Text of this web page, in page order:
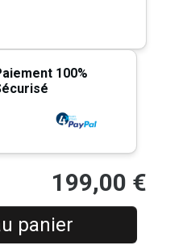
100%
199,00 €
panier